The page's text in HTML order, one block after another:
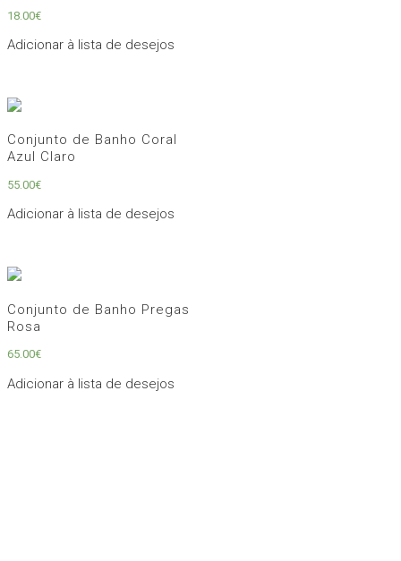
18.00€
Adicionar à lista de desejos
Conjunto de Banho Coral
Azul Claro
55.00€
Adicionar à lista de desejos
Conjunto de Banho Pregas
Rosa
65.00€
Adicionar à lista de desejos